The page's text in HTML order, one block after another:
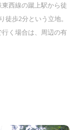
西線の蹴上駅から徒
歩2分という立地。
く場合は、周辺の有